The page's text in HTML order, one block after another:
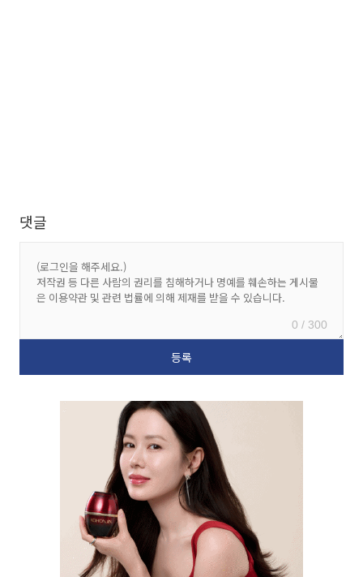
댓글
0 / 300